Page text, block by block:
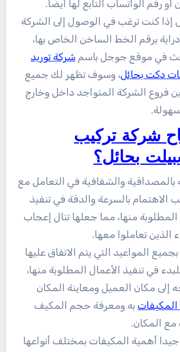
رقم الواتساب التابع لها أيضا.
إذا كنت ترغب في الوصول إلى الشركة
برقم الخط الساخن الخاص بها،
في موقع جوجل باسم شركة توريد
دكت بحائل، وسوف تظهر لك جميع
فروع الشركة المتواجد داخل وخارج
سهولة.
شركة تركيب
بحائل؟
بالمصداقية والشفافية في التعامل مع
الاهتمام بالسرعة والدقة في تنفيذ
المطلوبة منها، مما جعلها تنال إعجاب
الذين تعاملوا معها.
المواعيد التي يتم الاتفاق عليها
في تنفيذ الأعمال المطلوبة منها،
إلى مكان العميل ومعاينة المكان
المكيفات به ومعرفة حجم المكيف
مع المكان.
أهمية المكيفات بمختلف أنواعها